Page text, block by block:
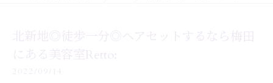
北新地◎徒歩一分◎ヘアセットするなら梅田
にある美容室Retto:
2022/09/14